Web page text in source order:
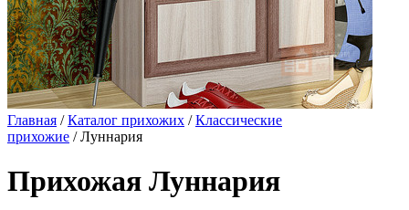
Главная /Каталог прихожих /Классические
прихожие / Луннария
Прихожая Луннария